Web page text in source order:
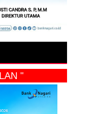
" IKLAN "